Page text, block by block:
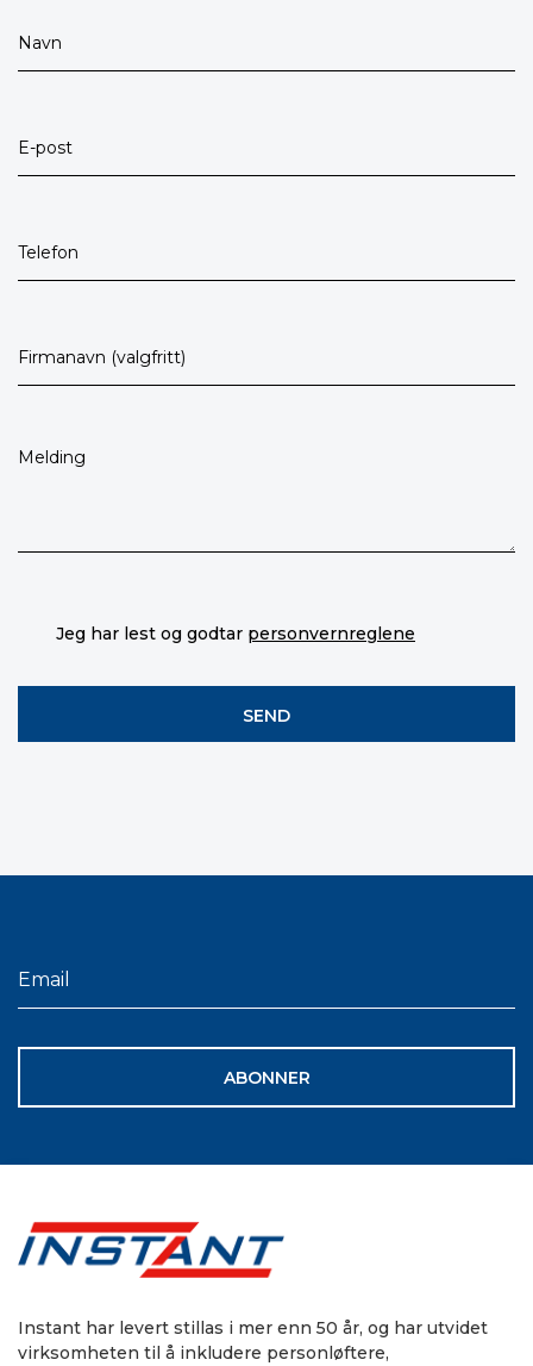
Jeg har lest og godtar personvernreglene
ABONNER
Instant har levert stillas i mer enn 50 år, og har utvidet
virksomheten til å inkludere personløftere,